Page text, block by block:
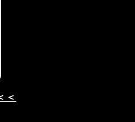
＜